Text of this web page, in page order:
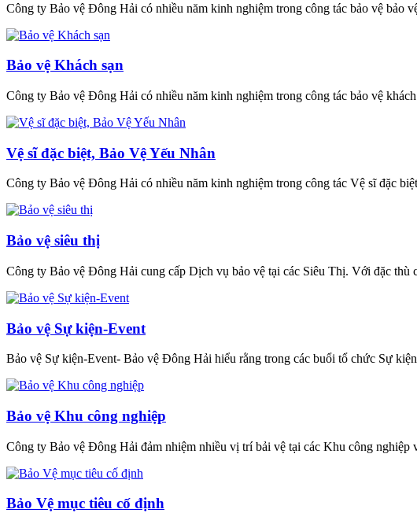
Công ty Bảo vệ Đông Hải có nhiều năm kinh nghiệm trong công tác bảo vệ bảo
Bảo vệ Khách sạn
Công ty Bảo vệ Đông Hải có nhiều năm kinh nghiệm trong công tác bảo vệ
Vệ sĩ đặc biệt, Bảo Vệ Yếu Nhân
Công ty Bảo vệ Đông Hải có nhiều năm kinh nghiệm trong công tác Vệ sĩ đặc
Bảo vệ siêu thị
Công ty Bảo vệ Đông Hải cung cấp Dịch vụ bảo vệ tại các Siêu Thị. Với đặc thù
Bảo vệ Sự kiện-Event
Bảo vệ Sự kiện-Event- Bảo vệ Đông Hải hiểu rằng trong các buổi tổ chức Sự
Bảo vệ Khu công nghiệp
Công ty Bảo vệ Đông Hải đảm nhiệm nhiều vị trí bải vệ tại các Khu công nghiệp
Bảo Vệ mục tiêu cố định